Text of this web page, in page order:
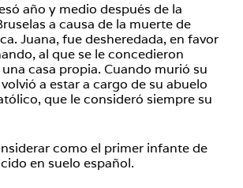
año y medio después de la
a causa de la muerte de
Juana, fue desheredada, en favor
al que se le concedieron
casa propia. Cuando murió su
a estar a cargo de su abuelo
que le consideró siempre su
como el primer infante de
en suelo español.